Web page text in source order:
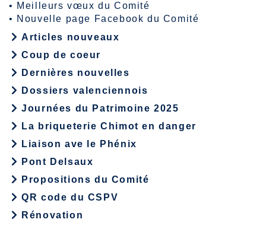
• Meilleurs vœux du Comité
• Nouvelle page Facebook du Comité
Articles nouveaux
Coup de coeur
Dernières nouvelles
Dossiers valenciennois
Journées du Patrimoine 2025
La briqueterie Chimot en danger
Liaison ave le Phénix
Pont Delsaux
Propositions du Comité
QR code du CSPV
Rénovation